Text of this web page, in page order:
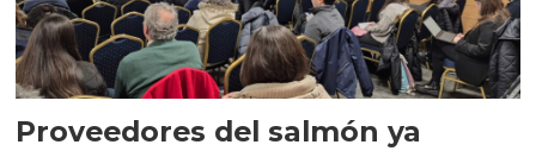
Proveedores del salmón ya